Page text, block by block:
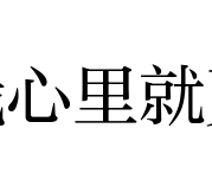
里